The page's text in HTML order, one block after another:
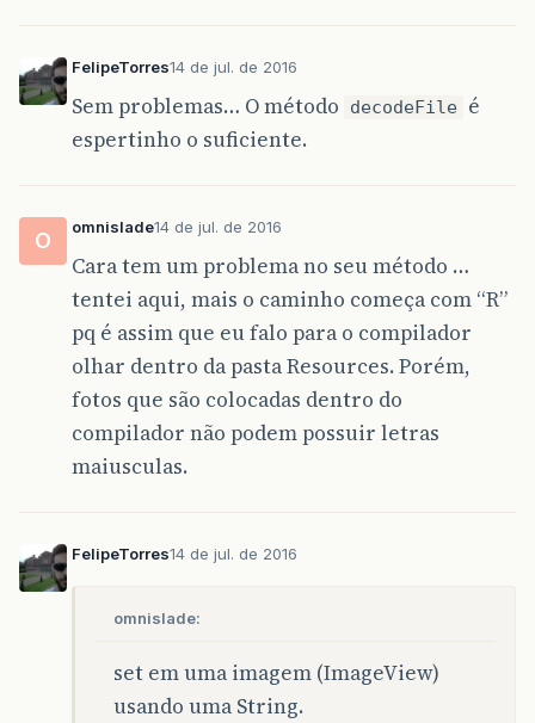
FelipeTorres14 de jul. de 2016
Sem problemas… O método decodeFile é
espertinho o suficiente.
O
omnislade14 de jul. de 2016
Cara tem um problema no seu método …
tentei aqui, mais o caminho começa com “R”
pq é assim que eu falo para o compilador
olhar dentro da pasta Resources. Porém,
fotos que são colocadas dentro do
compilador não podem possuir letras
maiusculas.
FelipeTorres14 de jul. de 2016
omnislade:
set em uma imagem (ImageView)
usando uma String.